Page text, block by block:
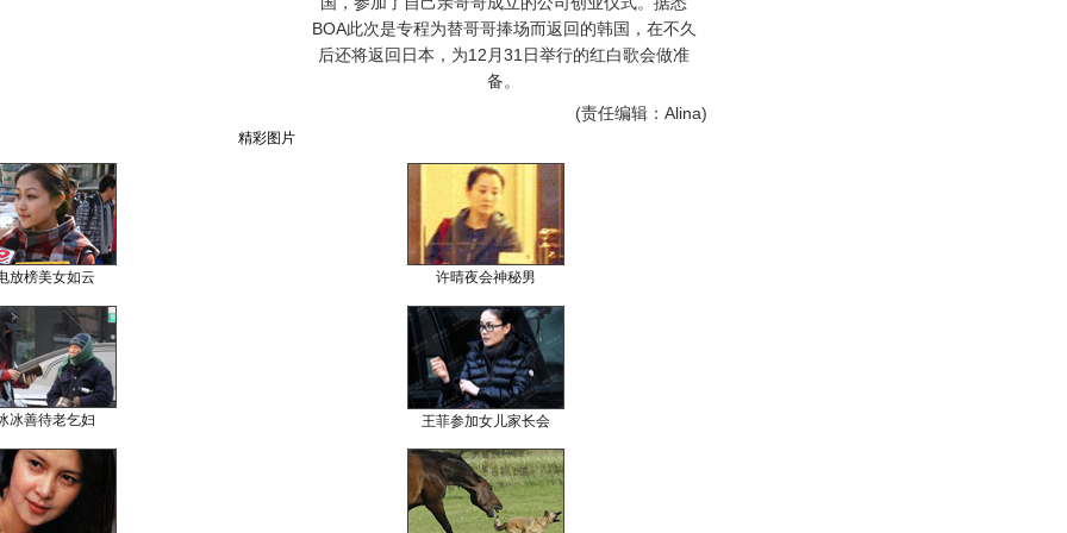
BOA此次是专程为替哥哥捧场而返回的韩国，在不久
后还将返回日本，为12月31日举行的红白歌会做准
备。
(责任编辑：Alina)
精彩图片
放榜美女如云 许晴夜会神秘男
冰善待老乞妇 王菲参加女儿家长会